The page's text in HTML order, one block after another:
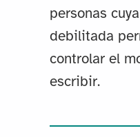
personas
debilitada
controlar el
escribir.